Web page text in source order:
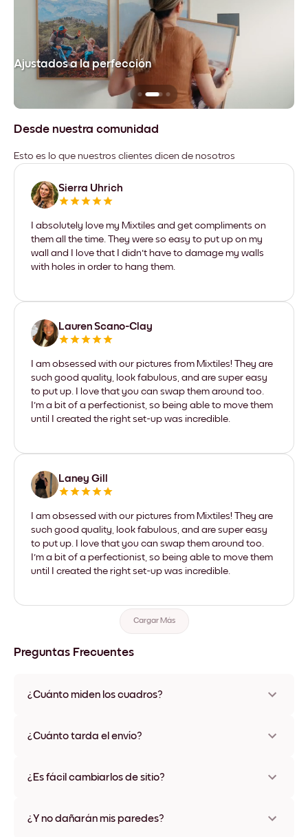
Ajustados a la perfección
Desde nuestra comunidad
Esto es lo que nuestros clientes dicen de nosotros
Sierra Uhrich
I absolutely love my Mixtiles and get compliments on
them all the time. They were so easy to put up on my
wall and I love that I didn't have to damage my walls
with holes in order to hang them.
Lauren Scano-Clay
I am obsessed with our pictures from Mixtiles! They are
such good quality, look fabulous, and are super easy
to put up. I love that you can swap them around too.
I'm a bit of a perfectionist, so being able to move them
until I created the right set-up was incredible.
Laney Gill
I am obsessed with our pictures from Mixtiles! They are
such good quality, look fabulous, and are super easy
to put up. I love that you can swap them around too.
I'm a bit of a perfectionist, so being able to move them
until I created the right set-up was incredible.
Cargar Más
Preguntas Frecuentes
¿Cuánto miden los cuadros?
opción única de 56x112 cm. Disponible en varios materiales y
¿Cuánto tarda el envío?
disponibles en algunos países. Te enviaremos un número de
¿Es fácil cambiarlos de sitio?
ningún daño
¿Y no dañarán mis paredes?